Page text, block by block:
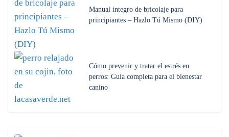
Manual íntegro de bricolaje para
principiantes – Hazlo Tú Mismo (DIY)
Cómo prevenir y tratar el estrés en
perros: Guía completa para el bienestar
canino